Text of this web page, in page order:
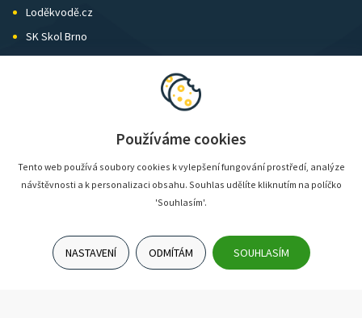
Loděkvodě.cz
SK Skol Brno
Biatlon Brno
Používáme cookies
Tento web používá soubory cookies k vylepšení fungování prostředí, analýze
návštěvnosti a k personalizaci obsahu. Souhlas udělíte kliknutím na políčko
'Souhlasím'.
NASTAVENÍ ODMÍTÁM SOUHLASÍM